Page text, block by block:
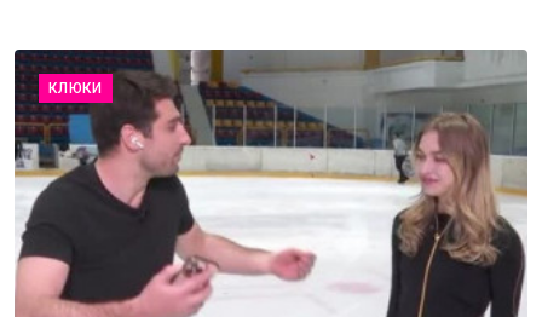
КЛЮКИ